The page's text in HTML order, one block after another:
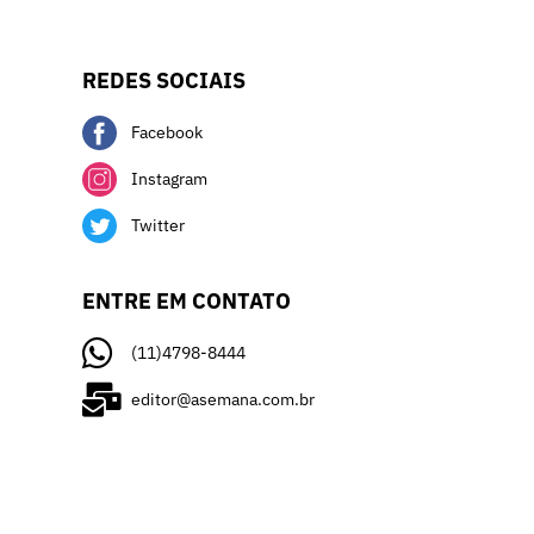
REDES SOCIAIS
Facebook
Instagram
Twitter
ENTRE EM CONTATO
(11)4798-8444
editor@asemana.com.br